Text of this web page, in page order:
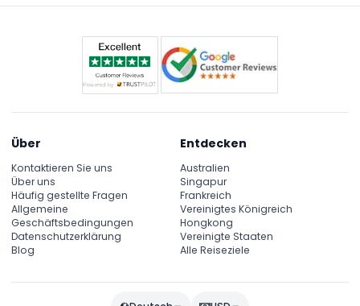
Über
Kontaktieren Sie uns
Über uns
Häufig gestellte Fragen
Allgemeine
Geschäftsbedingungen
Datenschutzerklärung
Blog
Entdecken
Australien
Singapur
Frankreich
Vereinigtes Königreich
Hongkong
Vereinigte Staaten
Alle Reiseziele